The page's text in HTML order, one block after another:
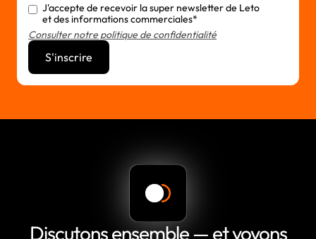
J'accepte de recevoir la super newsletter de Leto
et des informations commerciales*
Consulter notre politique de confidentialité
Discutons ensemble — et voyons